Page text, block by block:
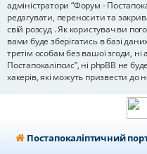
адміністратори “Форум -
редагувати, переносити та
свій розсуд . Як користувач ви
вами буде зберігатись в базі
третім особам без вашої згоди, ні
Постапокаліпсис”, ні phpBB не
хакерів, які можуть призвести до
Постапокаліптичний